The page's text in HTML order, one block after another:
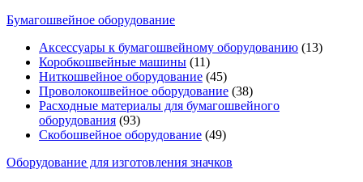
Бумагошвейное оборудование
Аксессуары к бумагошвейному оборудованию (13)
Коробкошвейные машины (11)
Ниткошвейное оборудование (45)
Проволокошвейное оборудование (38)
Расходные материалы для бумагошвейного
оборудования (93)
Скобошвейное оборудование (49)
Оборудование для изготовления значков